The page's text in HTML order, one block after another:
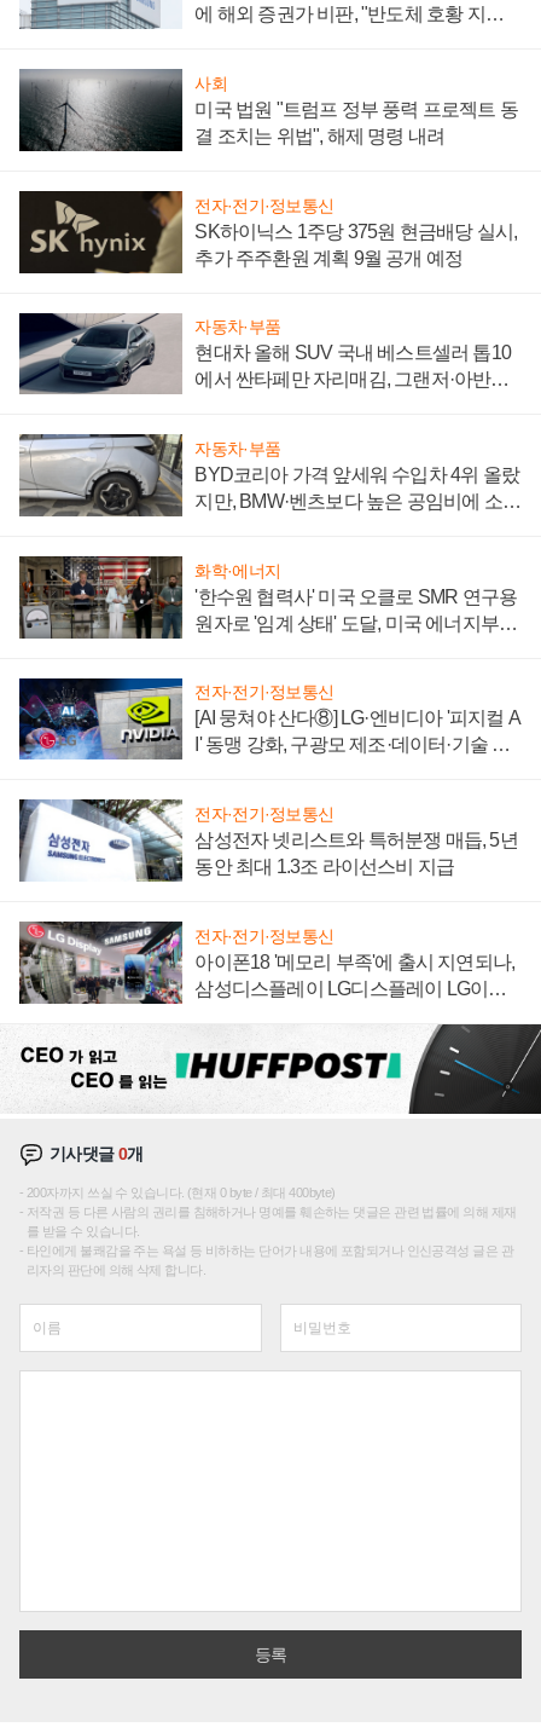
에 해외 증권가 비판, "반도체 호황 지속
사회
미국 법원 "트럼프 정부 풍력 프로젝트 동
결 조치는 위법", 해제 명령 내려
전자·전기·정보통신
SK하이닉스 1주당 375원 현금배당 실시,
추가 주주환원 계획 9월 공개 예정
자동차·부품
현대차 올해 SUV 국내 베스트셀러 톱10
에서 싼타페만 자리매김, 그랜저·아반떼
자동차·부품
BYD코리아 가격 앞세워 수입차 4위 올랐
지만, BMW·벤츠보다 높은 공임비에 소비
화학·에너지
'한수원 협력사' 미국 오클로 SMR 연구용
원자로 '임계 상태' 도달, 미국 에너지부
전자·전기·정보통신
[AI 뭉쳐야 산다⑧] LG·엔비디아 '피지컬 A
I' 동맹 강화, 구광모 제조·데이터·기술 결
전자·전기·정보통신
삼성전자 넷리스트와 특허분쟁 매듭, 5년
동안 최대 1.3조 라이선스비 지급
전자·전기·정보통신
아이폰18 '메모리 부족'에 출시 지연되나,
삼성디스플레이 LG디스플레이 LG이노
기사댓글0개
200자까지 쓰실 수 있습니다. (현재 0 byte / 최대 400byte)
저작권 등 다른 사람의 권리를 침해하거나 명예를 훼손하는 댓글은 관련 법률에 의해 제재
를 받을 수 있습니다.
타인에게 불쾌감을 주는 욕설 등 비하하는 단어가 내용에 포함되거나 인신공격성 글은 관
리자의 판단에 의해 삭제 합니다.